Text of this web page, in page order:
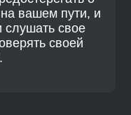
вашем пути, и
слушать свое
своей